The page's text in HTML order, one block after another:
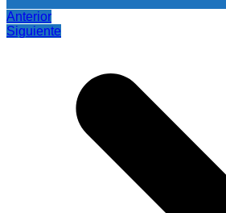
Anterior
Siguiente